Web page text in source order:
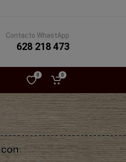
Contacto WhastApp
628 218 473
0 0